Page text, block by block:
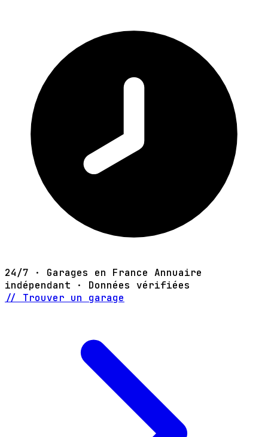
24/7 · Garages en France Annuaire
indépendant · Données vérifiées
// Trouver un garage